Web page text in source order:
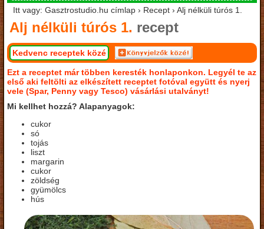
Itt vagy: Gasztrostudio.hu címlap › Recept › Alj nélküli túrós 1.
Alj nélküli túrós 1. recept
Kedvenc receptek közé
Ezt a receptet már többen keresték honlaponkon. Legyél te az
első aki feltölti az elkészített receptet fotóval együtt és nyerj
vele (Spar, Penny vagy Tesco) vásárlási utalványt!
Mi kellhet hozzá? Alapanyagok:
cukor
só
tojás
liszt
margarin
cukor
zöldség
gyümölcs
hús